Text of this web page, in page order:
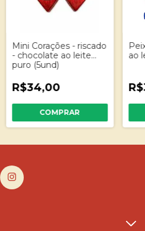
Mini Corações - riscado
- chocolate ao leite
puro (5und)
R$34,00
ao